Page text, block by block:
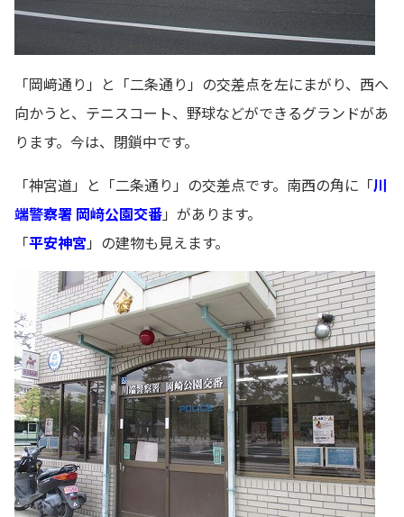
「岡﨑通り」と「二条通り」の交差点を左にまがり、西へ
向かうと、テニスコート、野球などができるグランドがあ
ります。今は、閉鎖中です。
「神宮道」と「二条通り」の交差点です。南西の角に「川
端警察署 岡﨑公園交番」があります。
「平安神宮 」の建物も見えます。